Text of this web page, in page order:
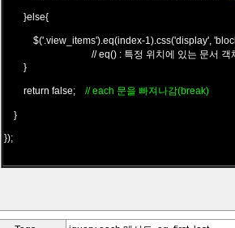
}else{
$('.view_items').eq(index-1).css('display',
// eq() : 특정 위치에 있는 문서 객체 선택
}
return false; // each 문을 빠져나감(break)
}
});